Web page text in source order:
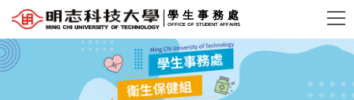
跳
到
主
學生事務處
OFFICE OF STUDENT AFFAIRS